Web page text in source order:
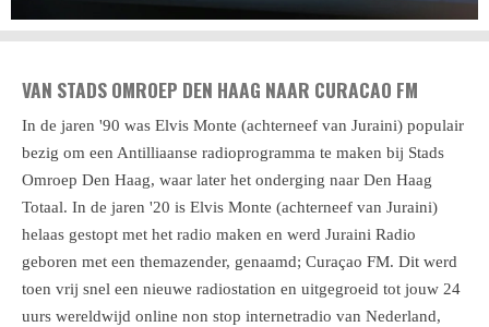
VAN STADS OMROEP DEN HAAG NAAR CURACAO FM
In de jaren '90 was Elvis Monte (achterneef van Juraini) populair
bezig om een Antilliaanse radioprogramma te maken bij Stads
Omroep Den Haag, waar later het onderging naar Den Haag
Totaal. In de jaren '20 is Elvis Monte (achterneef van Juraini)
helaas gestopt met het radio maken en werd Juraini Radio
geboren met een themazender, genaamd; Curaçao FM. Dit werd
toen vrij snel een nieuwe radiostation en uitgegroeid tot jouw 24
uurs wereldwijd online non stop internetradio van Nederland,